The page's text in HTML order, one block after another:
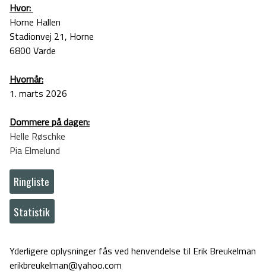
Hvor:
Horne Hallen
Stadionvej 21, Horne
6800 Varde
Hvornår:
1. marts 2026
Dommere på dagen:
Helle Røschke
Pia Elmelund
Ringliste
Statistik
Yderligere oplysninger fås ved henvendelse til Erik Breukelman
erikbreukelman@yahoo.com